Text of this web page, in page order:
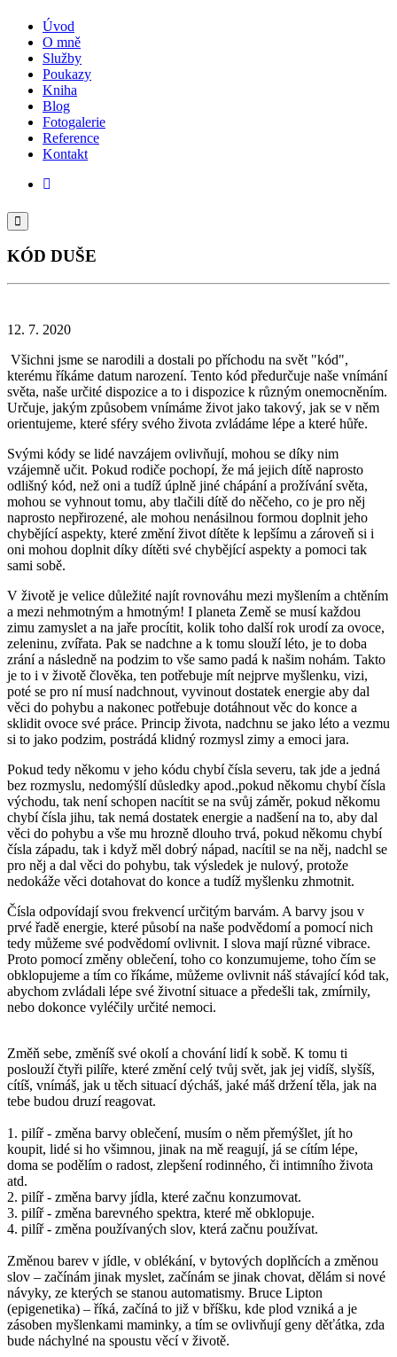
Úvod
O mně
Služby
Poukazy
Kniha
Blog
Fotogalerie
Reference
Kontakt
KÓD DUŠE
12. 7. 2020
Všichni jsme se narodili a dostali po příchodu na svět "kód",
kterému říkáme datum narození. Tento kód předurčuje naše vnímání
světa, naše určité dispozice a to i dispozice k různým onemocněním.
Určuje, jakým způsobem vnímáme život jako takový, jak se v něm
orientujeme, které sféry svého života zvládáme lépe a které hůře.
Svými kódy se lidé navzájem ovlivňují, mohou se díky nim
vzájemně učit. Pokud rodiče pochopí, že má jejich dítě naprosto
odlišný kód, než oni a tudíž úplně jiné chápání a prožívání světa,
mohou se vyhnout tomu, aby tlačili dítě do něčeho, co je pro něj
naprosto nepřirozené, ale mohou nenásilnou formou doplnit jeho
chybějící aspekty, které změní život dítěte k lepšímu a zároveň si i
oni mohou doplnit díky dítěti své chybějící aspekty a pomoci tak
sami sobě.
V životě je velice důležité najít rovnováhu mezi myšlením a chtěním
a mezi nehmotným a hmotným! I planeta Země se musí každou
zimu zamyslet a na jaře procítit, kolik toho další rok urodí za ovoce,
zeleninu, zvířata. Pak se nadchne a k tomu slouží léto, je to doba
zrání a následně na podzim to vše samo padá k našim nohám. Takto
je to i v životě člověka, ten potřebuje mít nejprve myšlenku, vizi,
poté se pro ní musí nadchnout, vyvinout dostatek energie aby dal
věci do pohybu a nakonec potřebuje dotáhnout věc do konce a
sklidit ovoce své práce. Princip života, nadchnu se jako léto a vezmu
si to jako podzim, postrádá klidný rozmysl zimy a emoci jara.
Pokud tedy někomu v jeho kódu chybí čísla severu, tak jde a jedná
bez rozmyslu, nedomýšlí důsledky apod.,pokud někomu chybí čísla
východu, tak není schopen nacítit se na svůj záměr, pokud někomu
chybí čísla jihu, tak nemá dostatek energie a nadšení na to, aby dal
věci do pohybu a vše mu hrozně dlouho trvá, pokud někomu chybí
čísla západu, tak i když měl dobrý nápad, nacítil se na něj, nadchl se
pro něj a dal věci do pohybu, tak výsledek je nulový, protože
nedokáže věci dotahovat do konce a tudíž myšlenku zhmotnit.
Čísla odpovídají svou frekvencí určitým barvám. A barvy jsou v
prvé řadě energie, které působí na naše podvědomí a pomocí nich
tedy můžeme své podvědomí ovlivnit. I slova mají různé vibrace.
Proto pomocí změny oblečení, toho co konzumujeme, toho čím se
obklopujeme a tím co říkáme, můžeme ovlivnit náš stávající kód tak,
abychom zvládali lépe své životní situace a předešli tak, zmírnily,
nebo dokonce vyléčily určité nemoci.
Změň sebe, změníš své okolí a chování lidí k sobě. K tomu ti
poslouží čtyři pilíře, které změní celý tvůj svět, jak jej vidíš, slyšíš,
cítíš, vnímáš, jak u těch situací dýcháš, jaké máš držení těla, jak na
tebe budou druzí reagovat.
1. pilíř - změna barvy oblečení, musím o něm přemýšlet, jít ho
koupit, lidé si ho všimnou, jinak na mě reagují, já se cítím lépe,
doma se podělím o radost, zlepšení rodinného, či intimního života
atd.
2. pilíř - změna barvy jídla, které začnu konzumovat.
3. pilíř - změna barevného spektra, které mě obklopuje.
4. pilíř - změna používaných slov, která začnu používat.
Změnou barev v jídle, v oblékání, v bytových doplňcích a změnou
slov – začínám jinak myslet, začínám se jinak chovat, dělám si nové
návyky, ze kterých se stanou automatismy. Bruce Lipton
(epigenetika) – říká, začíná to již v bříšku, kde plod vzniká a je
zásoben myšlenkami maminky, a tím se ovlivňují geny děťátka, zda
bude náchylné na spoustu věcí v životě.